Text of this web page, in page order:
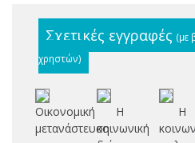
Σχετικές εγγραφές (με
χρηστών)
Οικονομική
μετανάστευση
Η
κοινωνική
Η